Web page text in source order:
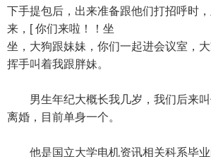
下手提包后，出来准备跟他们打招呼时
来，[ 你们来啦！！坐
坐，大狗跟妹妹，你们一起进会议室，
挥手叫着我跟胖妹。
男生年纪大概长我几岁，我们后来叫
离婚，目前单身一个。
他是国立大学电机资讯相关科系毕业